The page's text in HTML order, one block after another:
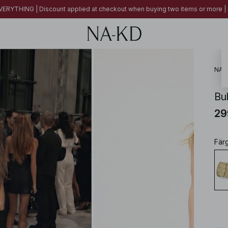
| Discount applied at checkout when buying two items or more |
NA-